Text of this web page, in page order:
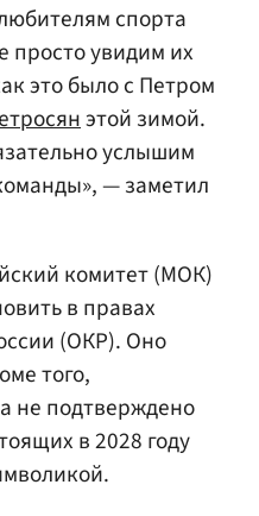
спорта
просто увидим их
это было с Петром
этой зимой.
услышим
— заметил
комитет (МОК)
в правах
(ОКР). Оно
того,
не подтверждено
в 2028 году